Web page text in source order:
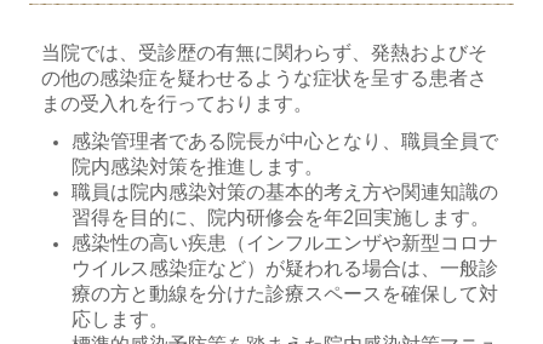
当院では、受診歴の有無に関わらず、発熱およびそ
の他の感染症を疑わせるような症状を呈する患者さ
まの受入れを行っております。
感染管理者である院長が中心となり、職員全員で
院内感染対策を推進します。
職員は院内感染対策の基本的考え方や関連知識の
習得を目的に、院内研修会を年2回実施します。
感染性の高い疾患（インフルエンザや新型コロナ
ウイルス感染症など）が疑われる場合は、一般診
療の方と動線を分けた診療スペースを確保して対
応します。